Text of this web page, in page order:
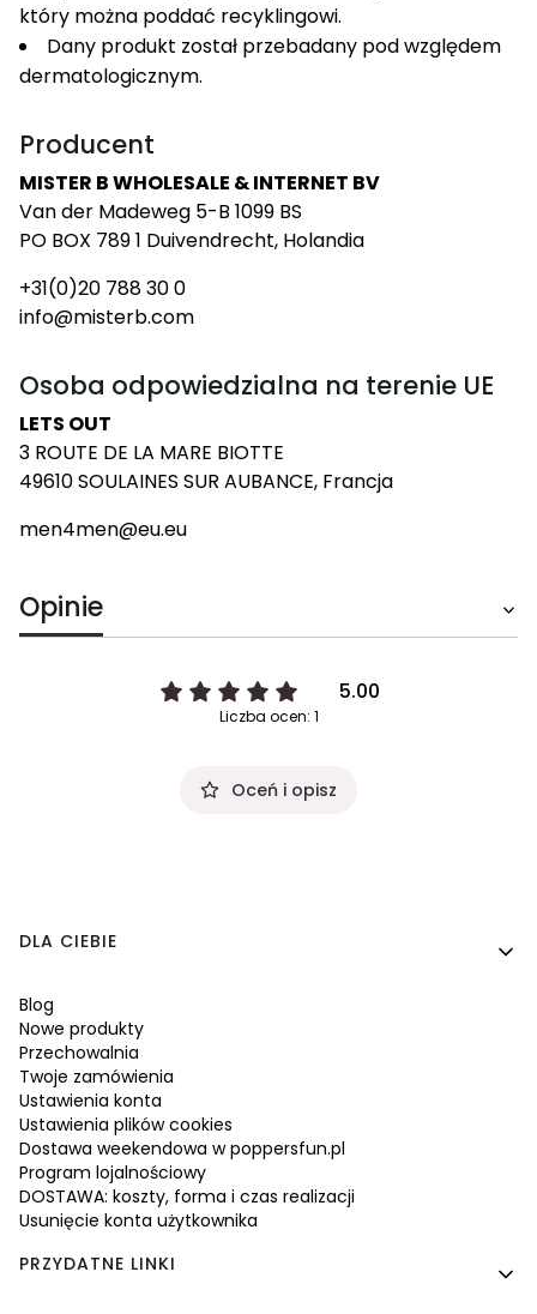
który można poddać recyklingowi.
Dany produkt został przebadany pod względem
dermatologicznym.
Producent
MISTER B WHOLESALE & INTERNET BV
Van der Madeweg 5-B 1099 BS
PO BOX 789 1 Duivendrecht, Holandia
+31(0)20 788 30 0
info@misterb.com
Osoba odpowiedzialna na terenie UE
LETS OUT
3 ROUTE DE LA MARE BIOTTE
49610 SOULAINES SUR AUBANCE, Francja
men4men@eu.eu
Opinie
5.00
Liczba ocen: 1
Oceń i opisz
Linki w stopce
DLA CIEBIE
Blog
Nowe produkty
Przechowalnia
Twoje zamówienia
Ustawienia konta
Ustawienia plików cookies
Dostawa weekendowa w poppersfun.pl
Program lojalnościowy
DOSTAWA: koszty, forma i czas realizacji
Usunięcie konta użytkownika
PRZYDATNE LINKI